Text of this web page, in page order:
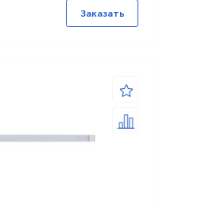
Заказать